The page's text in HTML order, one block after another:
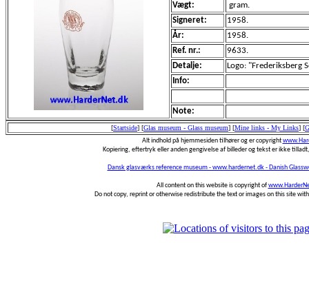
Vægt:
gram.
Signeret:
1958.
År:
1958.
Ref. nr.:
9633.
Detalje:
Logo: "Frederiksberg
Info:
Note:
[Startside] [Glas museum - Glass museum] [Mine links - My Links] [
Alt indhold på hjemmesiden tilhører og er copyright
Kopiering, eftertryk eller anden gengivelse af billeder og tekst er ikke
Dansk glasværks reference museum - www.hardernet.dk - Danish
All content on this website is copyright of
Do not copy, reprint or otherwise redistribute the text or images on this site